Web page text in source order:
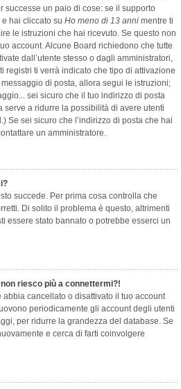
successe un paio di cose: se il supporto
hai cliccato su Ho meno di 13 anni mentre ti
le istruzioni che hai ricevuto. Se questo non
account. Alcune Board richiedono che tutte
dall’utente stesso o dagli amministratori,
registri ti verrà indicato che tipo di attivazione
di posta, allora segui le istruzioni;
sei sicuro che il tuo indirizzo di posta
serve a ridurre la possibilità di avere utenti
Se sei sicuro che l’indirizzo di posta che hai
un amministratore.
succede. Per prima cosa controlla che
Di solito il problema è questo, altrimenti
essere stato bannato o potrebbe esserci un
riesco più a connettermi?!
cancellato o disattivato il tuo account
periodicamente gli account degli utenti
per ridurre la grandezza del database. Se
e cerca di farti coinvolgere